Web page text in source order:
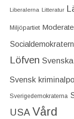
Liberalerna Litteratur
Miljöpartiet
Löfven
Svensk
Sverigedemokraterna
USA Vård